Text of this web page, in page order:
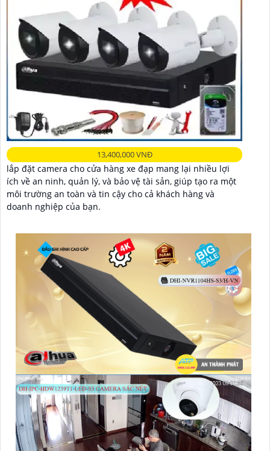
13,400,000 VNĐ
lắp đặt camera cho cửa hàng xe đạp mang lại nhiều lợi
ích về an ninh, quản lý, và bảo vệ tài sản, giúp tạo ra một
môi trường an toàn và tin cậy cho cả khách hàng và
doanh nghiệp của bạn.